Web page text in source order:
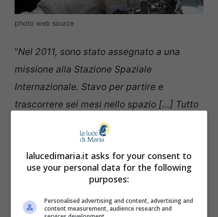
photo web source
“Nel 2011, sono stato assegnato a una
missione alla Stazione Spaziale
Internazionale. Stavo per partire e
trascorrere sei mesi nello spazio […] Tutto
andava bene, ma, per me personalmente,
sentivo che mancava qualcosa.
È stato difficile rendermene conto, ma alla
diventare cattolico.Volevo partecipare di
lalucedimaria.it asks for your consent to
use your personal data for the following
purposes:
Personalised advertising and content, advertising and
content measurement, audience research and